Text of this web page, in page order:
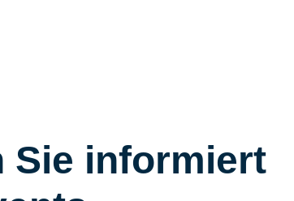
Sie informiert